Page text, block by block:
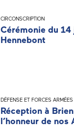
CIRCONSCRIPTION
Cérémonie du
Hennebont
DÉFENSE ET FORCES ARMÉES
Réception à
l’honneur de nos